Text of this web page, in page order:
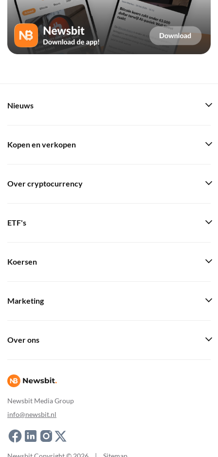
Newsbit Media Group
info@newsbit.nl
Nieuws
Kopen en verkopen
Over cryptocurrency
ETF's
Koersen
Marketing
Over ons